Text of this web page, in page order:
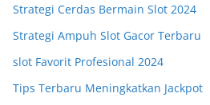
Strategi Cerdas Bermain Slot 2024
Strategi Ampuh Slot Gacor Terbaru
slot Favorit Profesional 2024
Tips Terbaru Meningkatkan Jackpot